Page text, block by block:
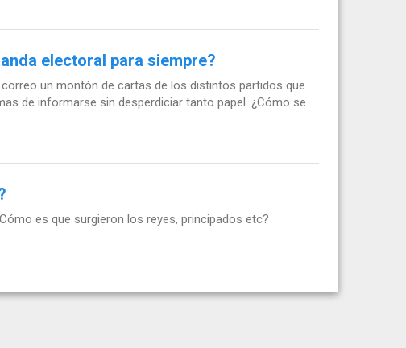
electoral para siempre?
un montón de cartas de los distintos partidos que
de informarse sin desperdiciar tanto papel. ¿Cómo se
es que surgieron los reyes, principados etc?